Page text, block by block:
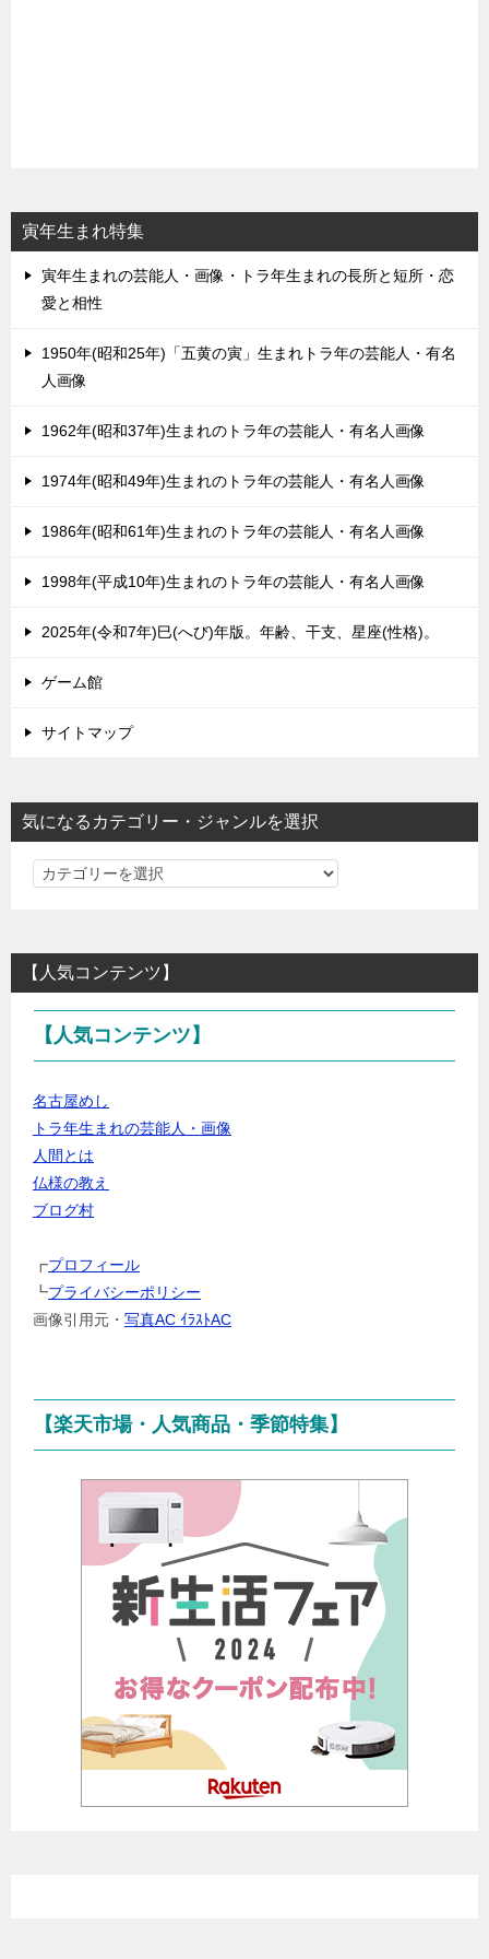
寅年生まれ特集
寅年生まれの芸能人・画像・トラ年生まれの長所と短所・恋
愛と相性
1950年(昭和25年)「五黄の寅」生まれトラ年の芸能人・有名
人画像
1962年(昭和37年)生まれのトラ年の芸能人・有名人画像
1974年(昭和49年)生まれのトラ年の芸能人・有名人画像
1986年(昭和61年)生まれのトラ年の芸能人・有名人画像
1998年(平成10年)生まれのトラ年の芸能人・有名人画像
2025年(令和7年)巳(へび)年版。年齢、干支、星座(性格)。
ゲーム館
サイトマップ
気になるカテゴリー・ジャンルを選択
気
る
カ
テ
リ
ー・
ャ
ン
ル
択
【人気コンテンツ】
【人気コンテンツ】
名古屋めし
トラ年生まれの芸能人・画像
人間とは
仏様の教え
ブログ村
┏プロフィール
┗プライバシーポリシー
画像引用元・ 写真AC ｲﾗｽﾄAC
【楽天市場・人気商品・季節特集】